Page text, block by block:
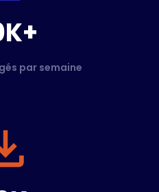
par semaine